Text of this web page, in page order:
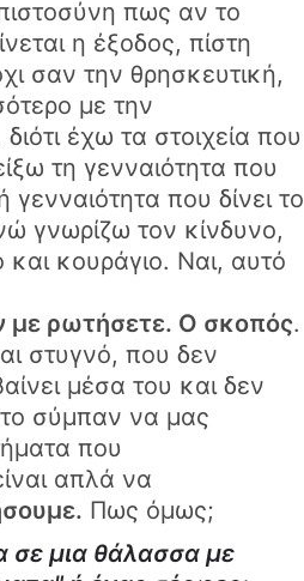
πως αν το
η έξοδος, πίστη
σαν την θρησκευτική,
με την
έχω τα στοιχεία που
τη γενναιότητα που
γενναιότητα που δίνει το
γνωρίζω τον κίνδυνο,
κουράγιο. Ναι, αυτό
με ρωτήσετε. Ο σκοπός.
στυγνό, που δεν
μέσα του και δεν
το σύμπαν να μας
που
απλά να
Πως όμως;
σε μια θάλασσα με